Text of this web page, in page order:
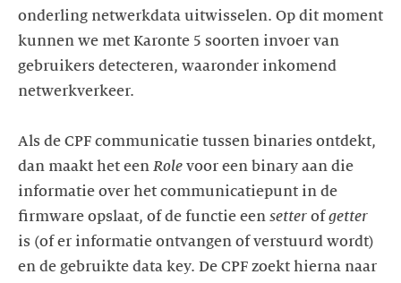
onderling netwerkdata uitwisselen. Op dit moment
kunnen we met Karonte 5 soorten invoer van
gebruikers detecteren, waaronder inkomend
netwerkverkeer.
Als de CPF communicatie tussen binaries ontdekt,
dan maakt het een Role voor een binary aan die
informatie over het communicatiepunt in de
firmware opslaat, of de functie een setter ofgetter
is (of er informatie ontvangen of verstuurd wordt)
en de gebruikte data key. De CPF zoekt hierna naar